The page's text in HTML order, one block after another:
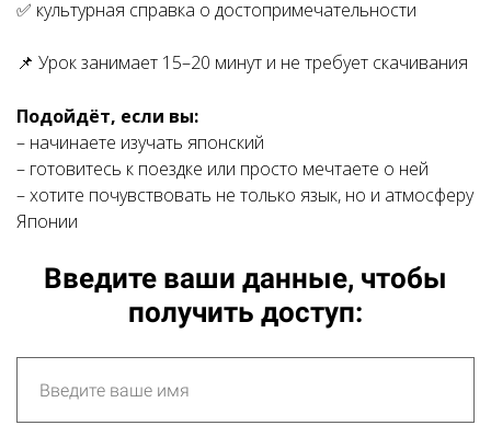
✅ культурная справка о достопримечательности
📌 Урок занимает 15–20 минут и не требует скачивания
Подойдёт, если вы:
– начинаете изучать японский
– готовитесь к поездке или просто мечтаете о ней
– хотите почувствовать не только язык, но и атмосферу
Японии
Введите ваши данные, чтобы
получить доступ: